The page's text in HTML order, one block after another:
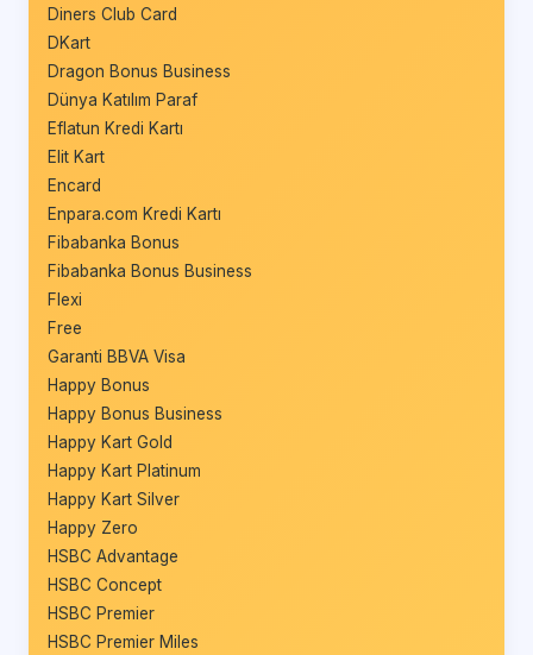
Diners Club Card
DKart
Dragon Bonus Business
Dünya Katılım Paraf
Eflatun Kredi Kartı
Elit Kart
Encard
Enpara.com Kredi Kartı
Fibabanka Bonus
Fibabanka Bonus Business
Flexi
Free
Garanti BBVA Visa
Happy Bonus
Happy Bonus Business
Happy Kart Gold
Happy Kart Platinum
Happy Kart Silver
Happy Zero
HSBC Advantage
HSBC Concept
HSBC Premier
HSBC Premier Miles